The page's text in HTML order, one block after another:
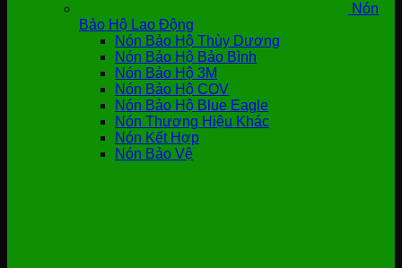
Nón
Bảo Hộ Lao Động
Nón Bảo Hộ Thùy Dương
Nón Bảo Hộ Bảo Bình
Nón Bảo Hộ 3M
Nón Bảo Hộ COV
Nón Bảo Hộ Blue Eagle
Nón Thương Hiệu Khác
Nón Kết Hợp
Nón Bảo Vệ